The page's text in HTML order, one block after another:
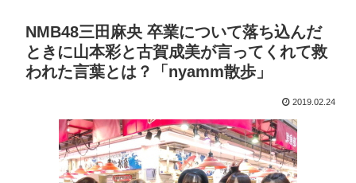
NMB48三田麻央 卒業について落ち込んだ
ときに山本彩と古賀成美が言ってくれて救
われた言葉とは？「nyamm散歩」
2019.02.24